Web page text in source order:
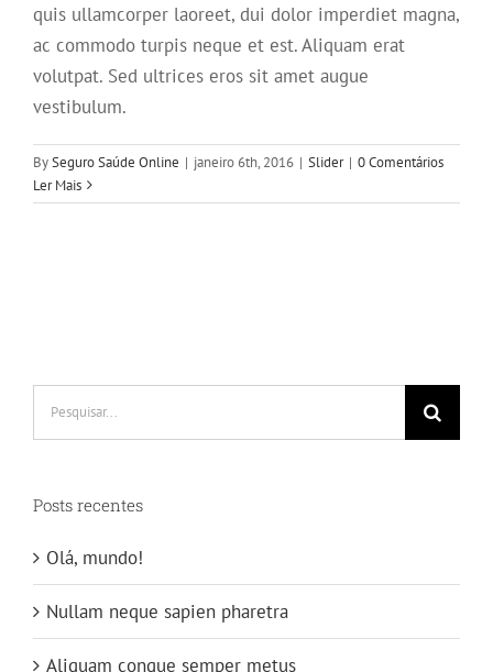
quis ullamcorper laoreet, dui dolor imperdiet magna,
ac commodo turpis neque et est. Aliquam erat
volutpat. Sed ultrices eros sit amet augue
vestibulum.
BySeguro Saúde Online | janeiro 6th, 2016 | Slider | 0 Comentários
Ler Mais
Posts recentes
Olá, mundo!
Nullam neque sapien pharetra
Aliquam congue semper metus